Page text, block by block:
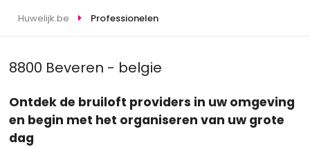
Huwelijk.be Professionelen
8800 Beveren - belgie
Ontdek de bruiloft providers in uw omgeving
en begin met het organiseren van uw grote
dag